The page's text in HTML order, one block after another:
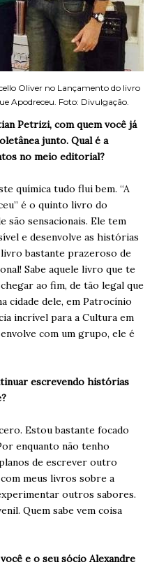
Oliver no Lançamento do livro
Apodreceu. Foto: Divulgação.
Petrizi, com quem você já
junto. Qual é a
no meio editorial?
química tudo flui bem. “A
é o quinto livro do
são sensacionais. Ele tem
e desenvolve as histórias
bastante prazeroso de
Sabe aquele livro que te
ao fim, de tão legal que
cidade dele, em Patrocínio
incrível para a Cultura em
com um grupo, ele é
escrevendo histórias
Estou bastante focado
enquanto não tenho
de escrever outro
meus livros sobre a
outros sabores.
Quem sabe vem coisa
e o seu sócio Alexandre